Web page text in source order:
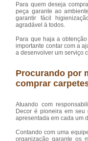
Para quem deseja
peça garante ao
garantir fácil
agradável à todos.
Para que haja a
importante contar com a
a desenvolver um serviço
Procurando por
comprar
Atuando com
Decor é pioneira em seu
apresentada em cada um
Contando com uma
organização garante os